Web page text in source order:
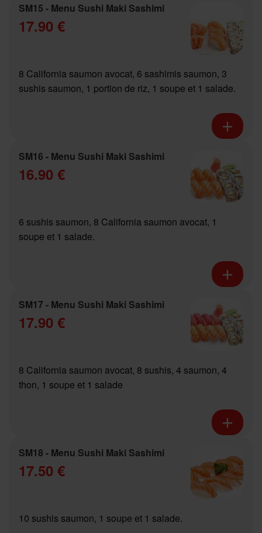
SM15 - Menu Sushi Maki Sashimi
17.90 €
8 California saumon avocat, 6 sashimis saumon, 3
sushis saumon, 1 portion de riz, 1 soupe et 1 salade.
SM16 - Menu Sushi Maki Sashimi
16.90 €
6 sushis saumon, 8 California saumon avocat, 1
soupe et 1 salade.
SM17 - Menu Sushi Maki Sashimi
17.90 €
8 California saumon avocat, 8 sushis, 4 saumon, 4
thon, 1 soupe et 1 salade
SM18 - Menu Sushi Maki Sashimi
17.50 €
10 sushis saumon, 1 soupe et 1 salade.